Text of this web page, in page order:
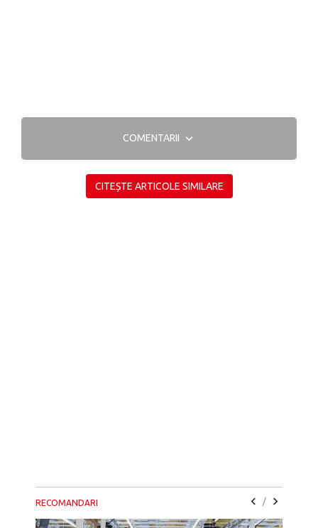
COMENTARII
CITEȘTE ARTICOLE SIMILARE
RECOMANDARI /